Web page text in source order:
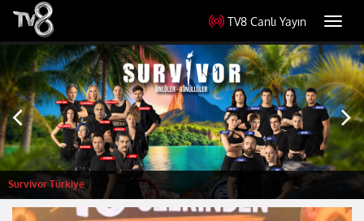
TV8 Canlı Yayın
Survivor Türkiye